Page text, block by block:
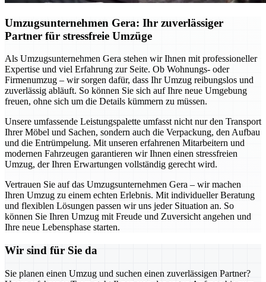
Umzugsunternehmen Gera: Ihr zuverlässiger
Partner für stressfreie Umzüge
Als Umzugsunternehmen Gera stehen wir Ihnen mit professioneller
Expertise und viel Erfahrung zur Seite. Ob Wohnungs- oder
Firmenumzug – wir sorgen dafür, dass Ihr Umzug reibungslos und
zuverlässig abläuft. So können Sie sich auf Ihre neue Umgebung
freuen, ohne sich um die Details kümmern zu müssen.
Unsere umfassende Leistungspalette umfasst nicht nur den Transport
Ihrer Möbel und Sachen, sondern auch die Verpackung, den Aufbau
und die Entrümpelung. Mit unseren erfahrenen Mitarbeitern und
modernen Fahrzeugen garantieren wir Ihnen einen stressfreien
Umzug, der Ihren Erwartungen vollständig gerecht wird.
Vertrauen Sie auf das Umzugsunternehmen Gera – wir machen
Ihren Umzug zu einem echten Erlebnis. Mit individueller Beratung
und flexiblen Lösungen passen wir uns jeder Situation an. So
können Sie Ihren Umzug mit Freude und Zuversicht angehen und
Ihre neue Lebensphase starten.
Wir sind für Sie da
Sie planen einen Umzug und suchen einen zuverlässigen Partner?